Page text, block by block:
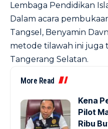
Lembaga Pendidikan
Dalam acara
Tangsel, Benyamin
metode tilawah ini
Tangerang Selatan.
More Read
Kena
Pilot
Ribu